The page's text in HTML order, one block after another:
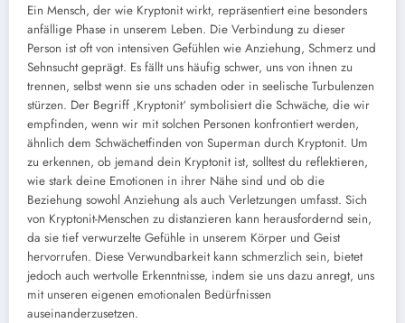
Ein Mensch, der wie Kryptonit wirkt, repräsentiert eine besonders
anfällige Phase in unserem Leben. Die Verbindung zu dieser
Person ist oft von intensiven Gefühlen wie Anziehung, Schmerz und
Sehnsucht geprägt. Es fällt uns häufig schwer, uns von ihnen zu
trennen, selbst wenn sie uns schaden oder in seelische Turbulenzen
stürzen. Der Begriff ‚Kryptonit‘ symbolisiert die Schwäche, die wir
empfinden, wenn wir mit solchen Personen konfrontiert werden,
ähnlich dem Schwächetfinden von Superman durch Kryptonit. Um
zu erkennen, ob jemand dein Kryptonit ist, solltest du reflektieren,
wie stark deine Emotionen in ihrer Nähe sind und ob die
Beziehung sowohl Anziehung als auch Verletzungen umfasst. Sich
von Kryptonit-Menschen zu distanzieren kann herausfordernd sein,
da sie tief verwurzelte Gefühle in unserem Körper und Geist
hervorrufen. Diese Verwundbarkeit kann schmerzlich sein, bietet
jedoch auch wertvolle Erkenntnisse, indem sie uns dazu anregt, uns
mit unseren eigenen emotionalen Bedürfnissen
auseinanderzusetzen.